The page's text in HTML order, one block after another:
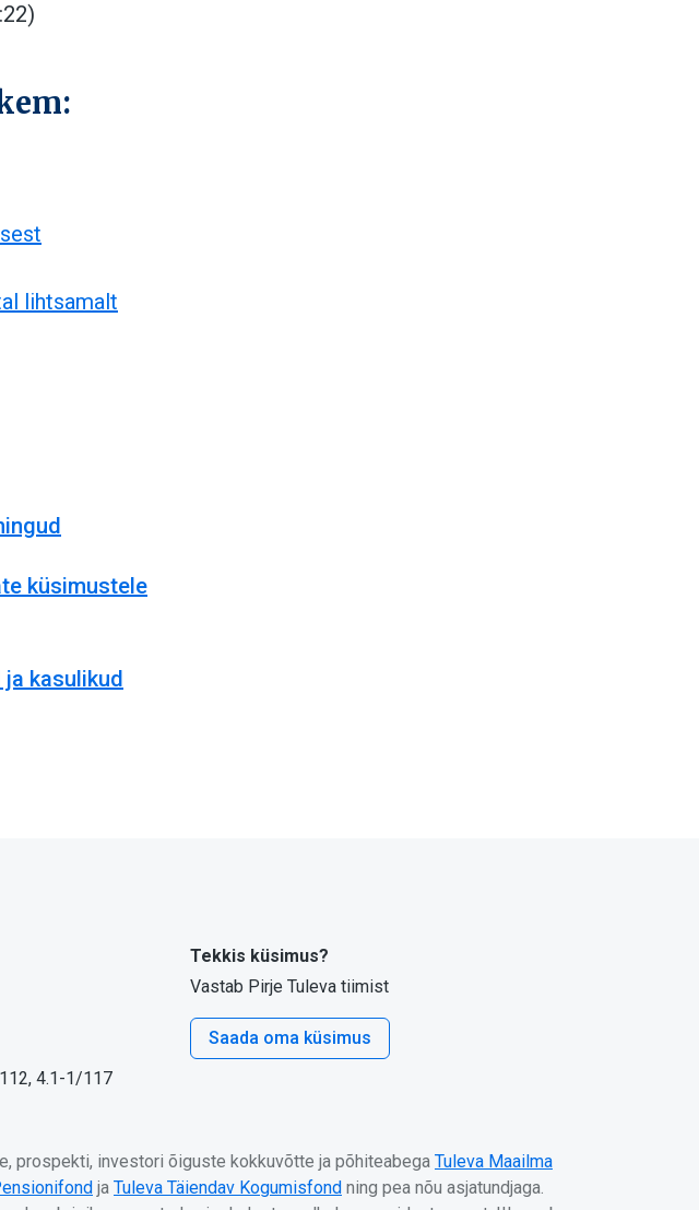
lihtsamalt
küsimustele
kasulikud
4.1-1/117
Tekkis küsimus?
Vastab Pirje Tuleva tiimist
Saada oma küsimus
prospekti, investori õiguste kokkuvõtte ja põhiteabega Tuleva Maailma
ja Tuleva Täiendav Kogumisfond ning pea nõu asjatundjaga.